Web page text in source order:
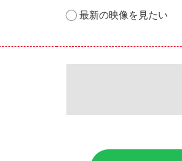
最新の映像を見たい